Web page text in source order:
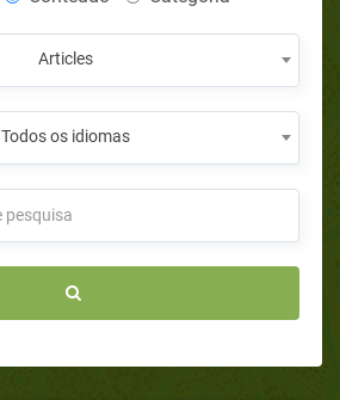
Articles
Todos os idiomas